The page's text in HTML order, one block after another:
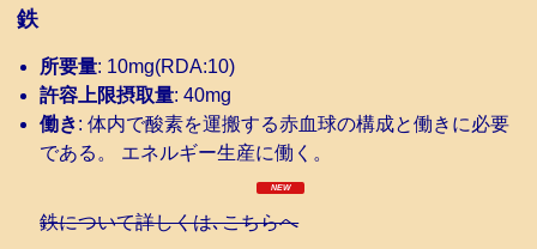
鉄
所要量: 10mg(RDA:10)
許容上限摂取量: 40mg
働き: 体内で酸素を運搬する赤血球の構成と働きに必要
である。 エネルギー生産に働く。
鉄について詳しくは､こちらへ